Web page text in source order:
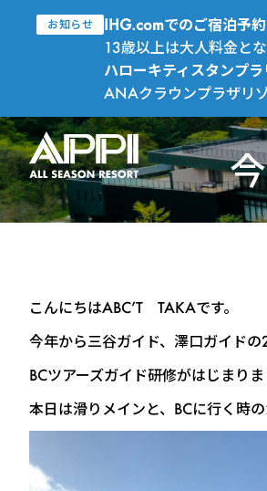
お知らせ IHG.comでのご宿泊予
13歳以上は大人料金と
ハローキティスタンプ
ANAクラウンプラザリ
こんにちはABC’T TAKAです。
今年から三谷ガイド、澤口ガイドの
BCツアーズガイド研修がはじまりま
本日は滑りメインと、BCに行く時